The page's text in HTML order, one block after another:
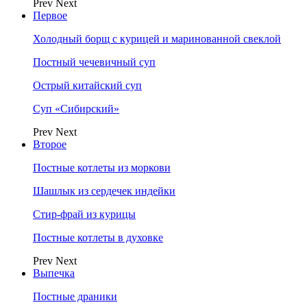
Prev Next
Первое
Холодный борщ с курицей и маринованной свеклой
Постный чечевичный суп
Острый китайский суп
Суп «Сибирский»
Prev Next
Второе
Постные котлеты из моркови
Шашлык из сердечек индейки
Стир-фрай из курицы
Постные котлеты в духовке
Prev Next
Выпечка
Постные драники